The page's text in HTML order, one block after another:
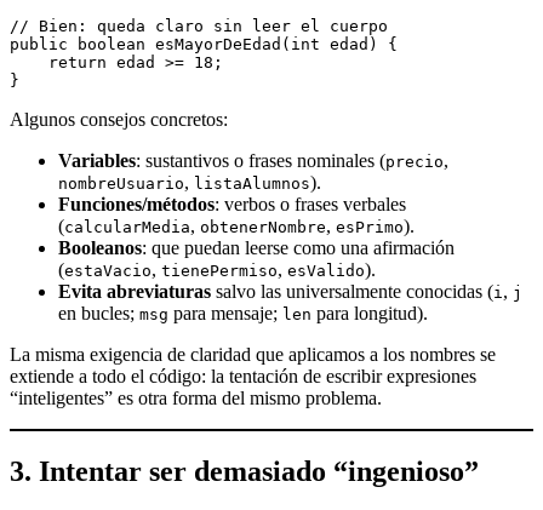
// Bien: queda claro sin leer el cuerpo
public boolean esMayorDeEdad(int edad) {
return edad >= 18;
}
Algunos consejos concretos:
Variables: sustantivos o frases nominales (precio,
nombreUsuario, listaAlumnos).
Funciones/métodos: verbos o frases verbales
(calcularMedia, obtenerNombre, esPrimo).
Booleanos: que puedan leerse como una afirmación
(estaVacio, tienePermiso, esValido).
Evita abreviaturas salvo las universalmente conocidas (i , j
en bucles; msg para mensaje; len para longitud).
La misma exigencia de claridad que aplicamos a los nombres se
extiende a todo el código: la tentación de escribir expresiones
“inteligentes” es otra forma del mismo problema.
3. Intentar ser demasiado “ingenioso”